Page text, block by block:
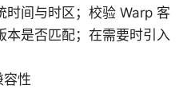
时间与时区；校验 Warp 客
本是否匹配；在需要时引入
容性